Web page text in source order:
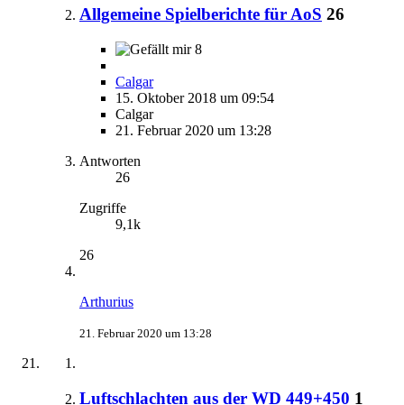
Allgemeine Spielberichte für AoS 26
8
Calgar
15. Oktober 2018 um 09:54
Calgar
21. Februar 2020 um 13:28
Antworten
26
Zugriffe
9,1k
26
Arthurius
21. Februar 2020 um 13:28
Luftschlachten aus der WD 449+450 1